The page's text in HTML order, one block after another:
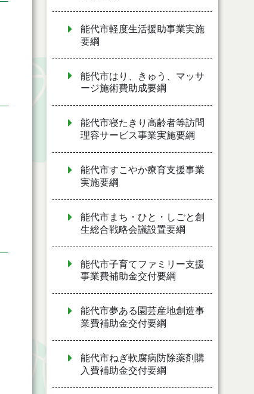
能代市軽度生活援助事業実施
要綱
能代市はり、きゅう、マッサ
ージ施術費助成要綱
能代市寝たきり高齢者等訪問
理容サービス事業実施要綱
能代市すこやか療育支援事業
実施要綱
能代市まち・ひと・しごと創
生総合戦略会議設置要綱
能代市子育てファミリー支援
事業費補助金交付要綱
能代市夢ある園芸産地創造事
業費補助金交付要綱
能代市ねぎ軟腐病防除薬剤購
入費補助金交付要綱